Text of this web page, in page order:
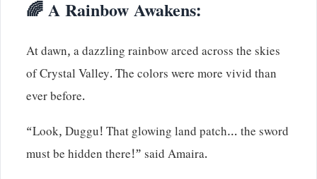
🌈 A Rainbow Awakens:
At dawn, a dazzling rainbow arced across the skies
of Crystal Valley. The colors were more vivid than
ever before.
“Look, Duggu! That glowing land patch… the sword
must be hidden there!” said Amaira.